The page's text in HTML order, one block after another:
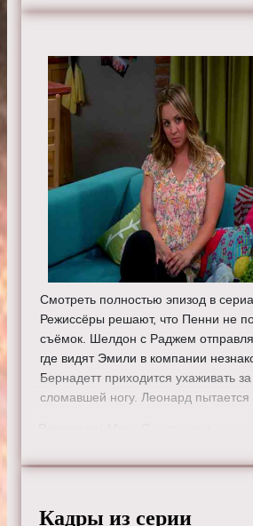
Смотреть полностью эпизод в
Режиссёры решают, что Пенни не
съёмок. Шелдон с Раджем
где видят Эмили в компании
Бернадетт приходится ухаживать
сломавшей ногу. Леонард пытается
Саймон Хелберг, Кунал Найяр,
Смотрите онлайн 7 сезон 23 серию «
Кадры из серии